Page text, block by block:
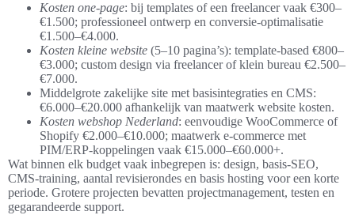
Kosten one-page: bij templates of een freelancer vaak €300–
€1.500; professioneel ontwerp en conversie-optimalisatie
€1.500–€4.000.
Kosten kleine website (5–10 pagina’s): template-based €800–
€3.000; custom design via freelancer of klein bureau €2.500–
€7.000.
Middelgrote zakelijke site met basisintegraties en CMS:
€6.000–€20.000 afhankelijk van maatwerk website kosten.
Kosten webshop Nederland: eenvoudige WooCommerce of
Shopify €2.000–€10.000; maatwerk e-commerce met
PIM/ERP-koppelingen vaak €15.000–€60.000+.
Wat binnen elk budget vaak inbegrepen is: design, basis-SEO,
CMS-training, aantal revisierondes en basis hosting voor een korte
periode. Grotere projecten bevatten projectmanagement, testen en
gegarandeerde support.